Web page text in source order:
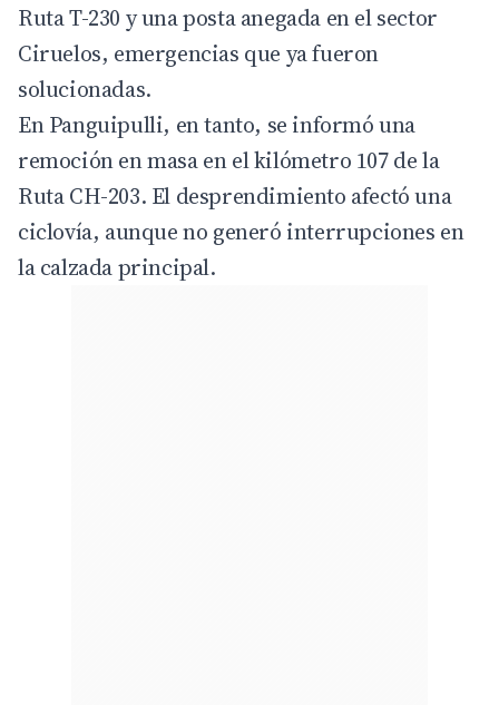
Ruta T-230 y una posta anegada en el sector
Ciruelos, emergencias que ya fueron
solucionadas.
En Panguipulli, en tanto, se informó una
remoción en masa en el kilómetro 107 de la
Ruta CH-203. El desprendimiento afectó una
ciclovía, aunque no generó interrupciones en
la calzada principal.